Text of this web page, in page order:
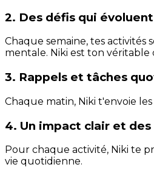
2. Des défis qui
Chaque semaine, tes
mentale. Niki est ton
3. Rappels et tâches
Chaque matin, Niki t'envoie
4. Un impact clair et
Pour chaque activité, Niki te
vie quotidienne.